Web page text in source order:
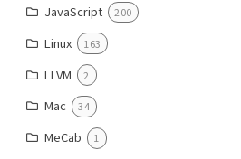
JavaScript 200
Linux 163
LLVM 2
Mac 34
MeCab 1